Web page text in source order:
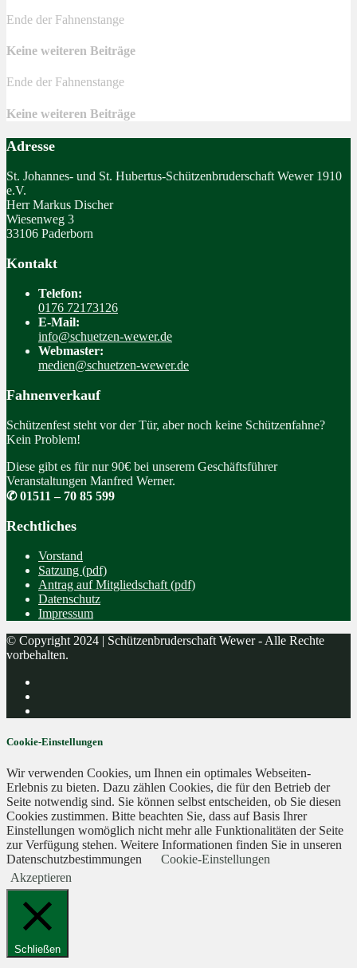
Ende der Fahnenstange
Keine weiteren Beiträge
Ende der Fahnenstange
Keine weiteren Beiträge
Adresse
St. Johannes- und St. Hubertus-Schützenbruderschaft Wewer 1910
e.V.
Herr Markus Discher
Wiesenweg 3
33106 Paderborn
Kontakt
Telefon:
0176 72173126
E-Mail:
info@schuetzen-wewer.de
Webmaster:
medien@schuetzen-wewer.de
Fahnenverkauf
Schützenfest steht vor der Tür, aber noch keine Schützenfahne?
Kein Problem!
Diese gibt es für nur 90€ bei unserem Geschäftsführer
Veranstaltungen Manfred Werner.
✆ 01511 – 70 85 599
Rechtliches
Vorstand
Satzung (pdf)
Antrag auf Mitgliedschaft (pdf)
Datenschutz
Impressum
© Copyright 2024 | Schützenbruderschaft Wewer - Alle Rechte
vorbehalten.
Cookie-Einstellungen
Wir verwenden Cookies, um Ihnen ein optimales Webseiten-
Erlebnis zu bieten. Dazu zählen Cookies, die für den Betrieb der
Seite notwendig sind. Sie können selbst entscheiden, ob Sie diesen
Cookies zustimmen. Bitte beachten Sie, dass auf Basis Ihrer
Einstellungen womöglich nicht mehr alle Funktionalitäten der Seite
zur Verfügung stehen. Weitere Informationen finden Sie in unseren
Datenschutzbestimmungen
Cookie-Einstellungen
Akzeptieren
Schließen